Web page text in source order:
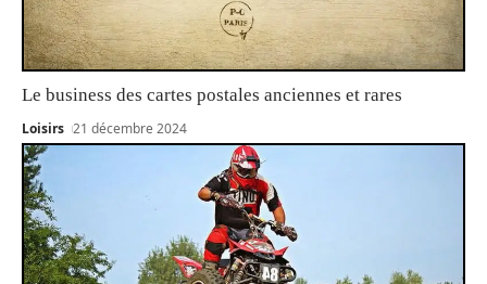
Le business des cartes postales anciennes et rares
Loisirs 21 décembre 2024